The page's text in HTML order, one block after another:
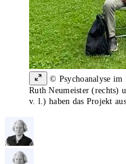
© Psychoanalyse im
Ruth Neumeister (rechts)
v. l.) haben das Projekt